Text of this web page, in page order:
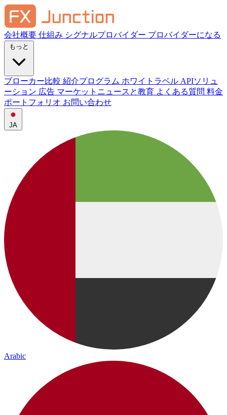
会社概要 仕組み シグナルプロバイダー プロバイダーになる
ブローカー比較 紹介プログラム ホワイトラベル APIソリュ
ーション 広告 マーケットニュースと教育 よくある質問 料金
ポートフォリオ お問い合わせ
JA
Arabic